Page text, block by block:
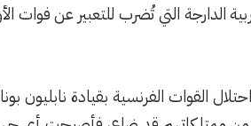
الدارجة التي تُضرب للتعبير عن